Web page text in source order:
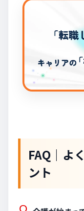
FAQ｜よ
ント